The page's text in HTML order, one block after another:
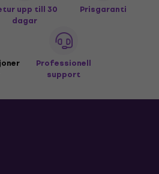
upp till 30
dagar
Prisgaranti
Professionell
support